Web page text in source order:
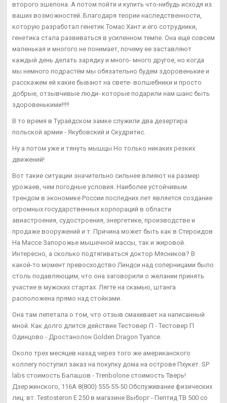
второго эшелона. А потом пойти и купить что-нибудь исходя из
ваших возможностей. Благодаря теории наследственности,
которую разработал генетик Томас Хант и его сотрудники,
генетика стала развиваться в усиленном темпе. Она ещё совсем
маленькая и многого не понимает, почему ее заставляют
каждый день делать зарядку и много- много другое, но когда
мы немного подрастём мы обязательно будем здоровенькие и
расскажем ей какие бывают на свете- волшебники и просто
добрые, отзывчивые люди- которые подарили нам шанс быть
здоровенькими!!!!!
В то время в Турайдском замке служили два дезертира
польской армии - Якубовский и Скудритис.
Ну а потом уже и тянуть мышцы Но только никаких резких
движений!
Вот такие ситуации значительно сильнее влияют на размер
урожаев, чем погодные условия. Наиболее устойчивым
трендом в экономике России последних лет является создание
огромных государственных корпораций в области
авиастроения, судостроения, энергетике, производстве и
продаже вооружений и т. Причина может быть как в Стероидов
На Массе Запорожье мышечной массы, так и жировой.
Интересно, а сколько подтягиваться доктор Мясников? В
какой-то момент превосходство Линдси над соперницами было
столь подавляющим, что она заговорили о желании принять
участие в мужских стартах. Лягте на скамью, штанга
расположена прямо над стойками.
Она там лепетала о том, что отзыв смахивает на написанный
мной. Как долго длится действие Тестовер П - Тестовер П
Одинцово - Дростанолон Golden Dragon Туапсе.
Около трех месяцев назад через того же американского
коллегу поступил заказ на покупку дома на острове Пхукет. SP
labs стоимость Балашов - Trenbolone стоимость Тверь!
Дзержинского, 116А 8(800) 555-55-50 Обслуживание физических
лиц: вт. Testosteron E 250 в магазине Выборг - Пептид TB 500 со